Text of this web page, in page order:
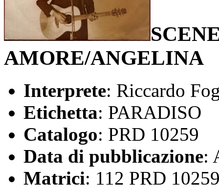
AMORE/ANGELINA
Interprete: Riccardo
Etichetta: PARADISO
Catalogo: PRD 10259
Data di pubblicazione:
Matrici: 112 PRD